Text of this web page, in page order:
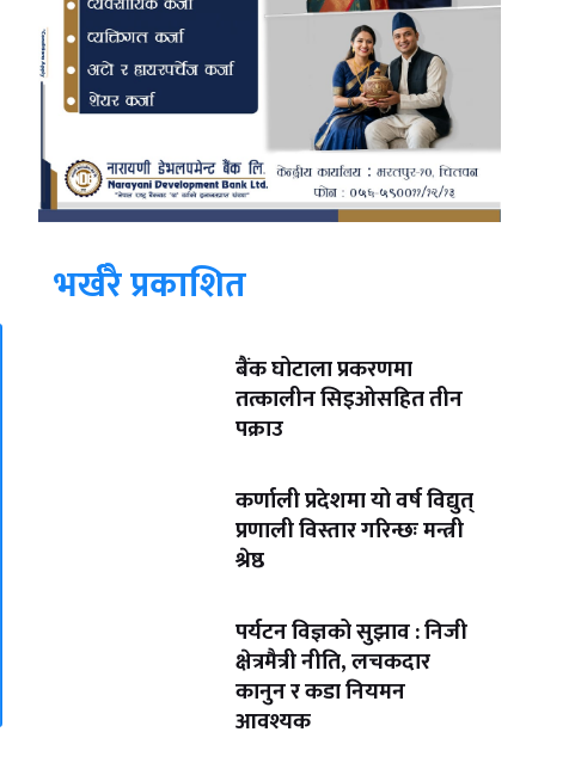
भर्खरै प्रकाशित
बैंक घोटाला प्रकरणमा
तत्कालीन सिइओसहित तीन
पक्राउ
कर्णाली प्रदेशमा यो वर्ष विद्युत्
प्रणाली विस्तार गरिन्छः मन्त्री
श्रेष्ठ
पर्यटन विज्ञको सुझाव : निजी
क्षेत्रमैत्री नीति, लचकदार
कानुन र कडा नियमन
आवश्यक